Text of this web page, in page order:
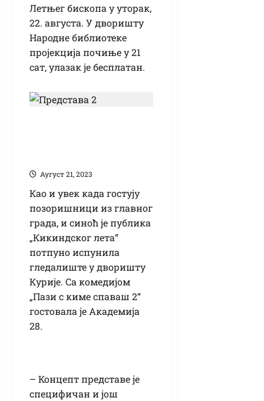
Летњег бископа у уторак,
22. августа. У дворишту
Народне библиотеке
пројекција почиње у 21
сат, улазак је бесплатан.
Аугуст 21, 2023
Као и увек када гостују
позоришници из главног
града, и синоћ је публика
„Кикиндског лета“
потпуно испунила
гледалиште у дворишту
Курије. Са комедијом
„Пази с киме спаваш 2“
гостовала је Академија
28.
– Концепт представе је
специфичан и још